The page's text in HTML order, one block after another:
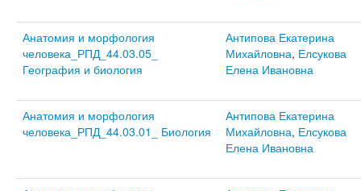
Анатомия и морфология
человека_РПД_44.03.05_
География и биология
Антипова Екатерина
Михайловна, Елсукова
Елена Ивановна
Анатомия и морфология
человека_РПД_44.03.01_ Биология
Антипова Екатерина
Михайловна, Елсукова
Елена Ивановна